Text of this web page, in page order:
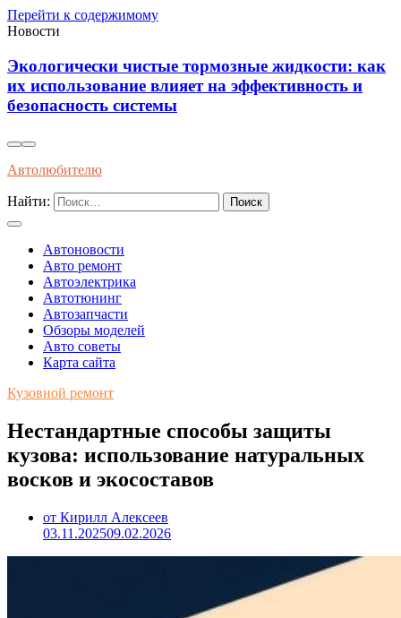
Перейти к содержимому
Новости
жидкости: как
и
Инновационные технологии:
датчиков для диагностики
системы в реальном времени
Автолюбителю
Найти:
Автоновости
Авто ремонт
Автоэлектрика
Автотюнинг
Автозапчасти
Обзоры моделей
Авто советы
Карта сайта
Кузовной ремонт
Нестандартные способы защиты
кузова: использование натуральных
восков и экосоставов
от Кирилл Алексеев
03.11.202509.02.2026